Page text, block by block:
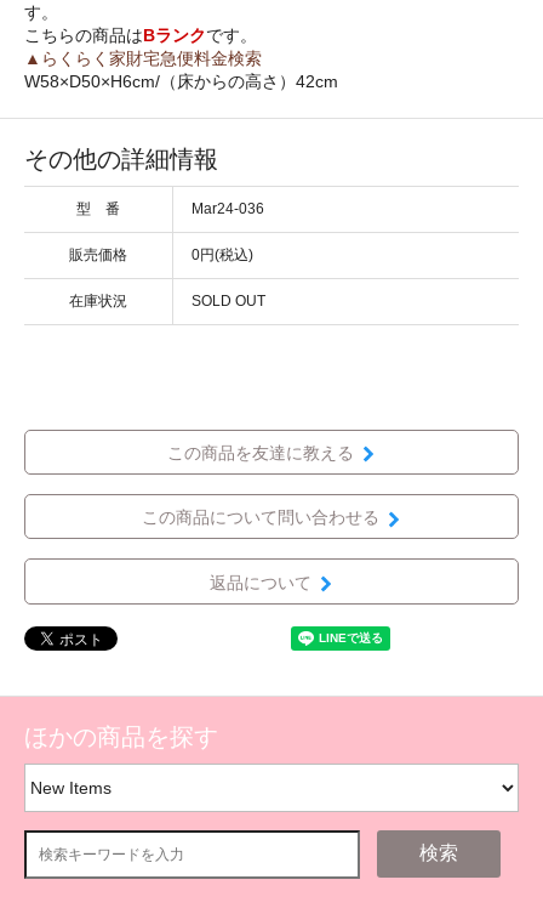
す。
こちらの商品はBランクです。
▲らくらく家財宅急便料金検索
W58×D50×H6cm/（床からの高さ）42cm
その他の詳細情報
型 番 Mar24-036
販売価格 0円(税込)
在庫状況 SOLD OUT
この商品を友達に教える
この商品について問い合わせる
返品について
ほかの商品を探す
検索